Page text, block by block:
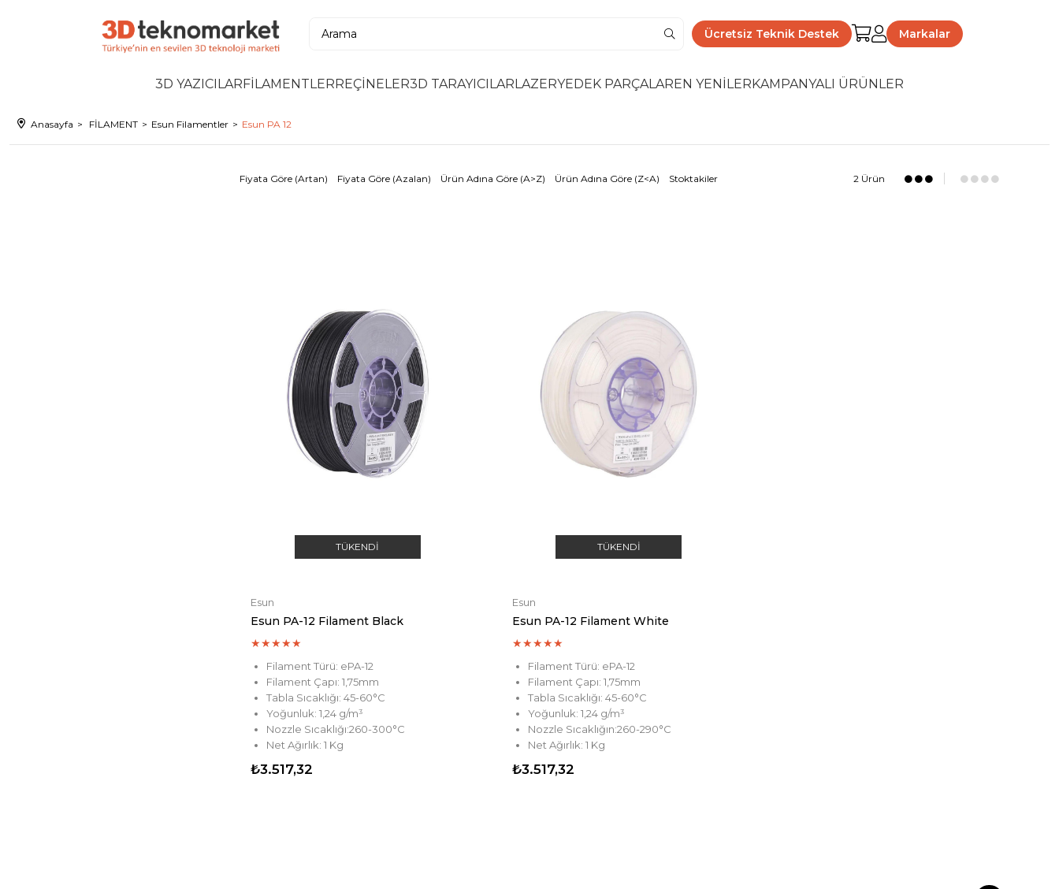
Ücretsiz Teknik Destek Markalar
3D YAZICILARFİLAMENTLERREÇİNELER3D TARAYICILARLAZERYEDEK PARÇALAREN YENİLERKAMPANYALI ÜRÜNLER
Anasayfa FİLAMENT Esun Filamentler Esun PA 12
Fiyata Göre (Artan) Fiyata Göre (Azalan) Ürün Adına Göre (A>Z) Ürün Adına Göre (Z<A) Stoktakiler 2 Ürün
TÜKENDI
Esun
Esun PA-12 Filament Black
★★★★★
Filament Türü: ePA-12
Filament Çapı: 1,75mm
Tabla Sıcaklığı: 45-60°C
Yoğunluk: 1,24 g/m³
Nozzle Sıcaklığı:260-300°C
Net Ağırlık: 1 Kg
₺3.517,32
TÜKENDI
Esun
Esun PA-12 Filament White
★★★★★
Filament Türü: ePA-12
Filament Çapı: 1,75mm
Tabla Sıcaklığı: 45-60°C
Yoğunluk: 1,24 g/m³
Nozzle Sıcaklığın:260-290°C
Net Ağırlık: 1 Kg
₺3.517,32